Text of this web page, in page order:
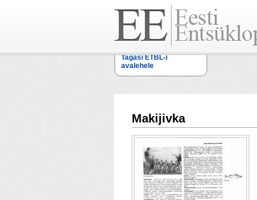
Tagasi ETBL-i
avalehele
Makijivka